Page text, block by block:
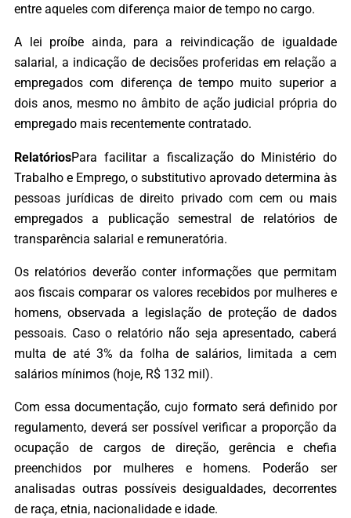
entre aqueles com diferença maior de tempo no cargo.
A lei proíbe ainda, para a reivindicação de igualdade
salarial, a indicação de decisões proferidas em relação a
empregados com diferença de tempo muito superior a
dois anos, mesmo no âmbito de ação judicial própria do
empregado mais recentemente contratado.
RelatóriosPara facilitar a fiscalização do Ministério do
Trabalho e Emprego, o substitutivo aprovado determina às
pessoas jurídicas de direito privado com cem ou mais
empregados a publicação semestral de relatórios de
transparência salarial e remuneratória.
Os relatórios deverão conter informações que permitam
aos fiscais comparar os valores recebidos por mulheres e
homens, observada a legislação de proteção de dados
pessoais. Caso o relatório não seja apresentado, caberá
multa de até 3% da folha de salários, limitada a cem
salários mínimos (hoje, R$ 132 mil).
Com essa documentação, cujo formato será definido por
regulamento, deverá ser possível verificar a proporção da
ocupação de cargos de direção, gerência e chefia
preenchidos por mulheres e homens. Poderão ser
analisadas outras possíveis desigualdades, decorrentes
de raça, etnia, nacionalidade e idade.